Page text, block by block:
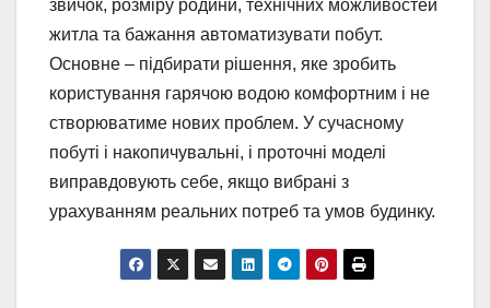
звичок, розміру родини, технічних можливостей
житла та бажання автоматизувати побут.
Основне – підбирати рішення, яке зробить
користування гарячою водою комфортним і не
створюватиме нових проблем. У сучасному
побуті і накопичувальні, і проточні моделі
виправдовують себе, якщо вибрані з
урахуванням реальних потреб та умов будинку.